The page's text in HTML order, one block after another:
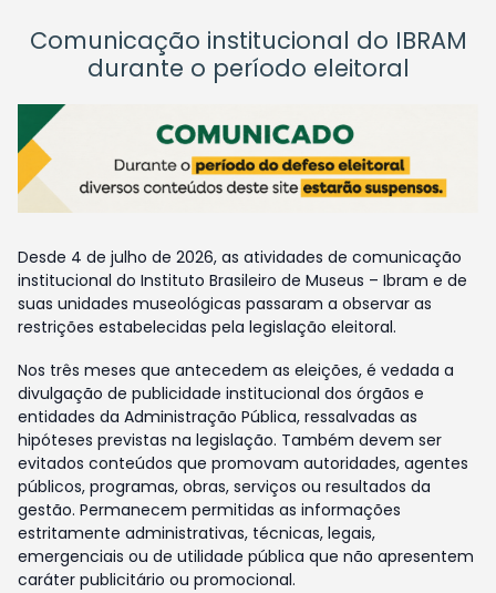
Comunicação institucional do IBRAM
durante o período eleitoral
Desde 4 de julho de 2026, as atividades de comunicação
institucional do Instituto Brasileiro de Museus – Ibram e de
suas unidades museológicas passaram a observar as
restrições estabelecidas pela legislação eleitoral.
Nos três meses que antecedem as eleições, é vedada a
divulgação de publicidade institucional dos órgãos e
entidades da Administração Pública, ressalvadas as
hipóteses previstas na legislação. Também devem ser
evitados conteúdos que promovam autoridades, agentes
públicos, programas, obras, serviços ou resultados da
gestão. Permanecem permitidas as informações
estritamente administrativas, técnicas, legais,
emergenciais ou de utilidade pública que não apresentem
caráter publicitário ou promocional.